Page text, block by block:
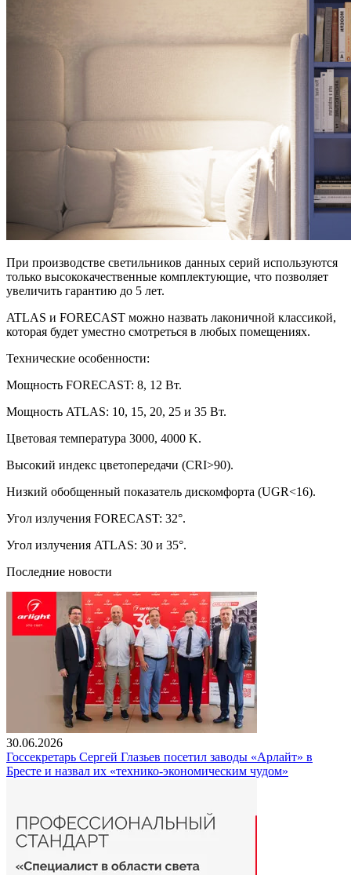
При производстве светильников данных серий используются
только высококачественные комплектующие, что позволяет
увеличить гарантию до 5 лет.
ATLAS и FORECAST можно назвать лаконичной классикой,
которая будет уместно смотреться в любых помещениях.
Технические особенности:
Мощность FORECAST: 8, 12 Вт.
Мощность ATLAS: 10, 15, 20, 25 и 35 Вт.
Цветовая температура 3000, 4000 K.
Высокий индекс цветопередачи (CRI>90).
Низкий обобщенный показатель дискомфорта (UGR<16).
Угол излучения FORECAST: 32°.
Угол излучения ATLAS: 30 и 35°.
Последние новости
30.06.2026
Госсекретарь Сергей Глазьев посетил заводы «Арлайт» в
Бресте и назвал их «технико-экономическим чудом»